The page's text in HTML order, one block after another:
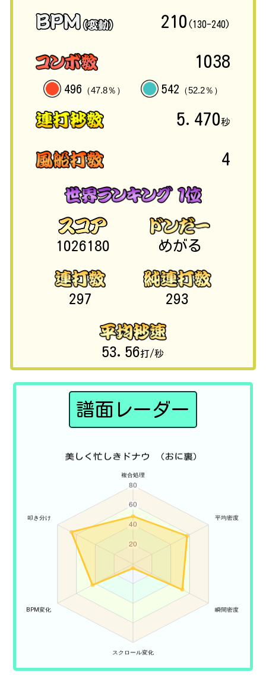
210 (130-240)
1038
496 （47.8％） 542 （52.2％）
5.470秒
4
1026180 めがる
297 293
53.56打/秒
譜面レーダー